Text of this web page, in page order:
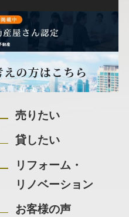
売りたい
貸したい
リフォーム・
リノベーション
お客様の声